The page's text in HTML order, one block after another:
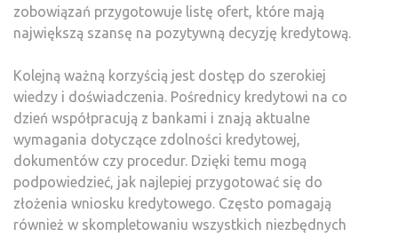
zobowiązań przygotowuje listę ofert, które mają
największą szansę na pozytywną decyzję kredytową.
Kolejną ważną korzyścią jest dostęp do szerokiej
wiedzy i doświadczenia. Pośrednicy kredytowi na co
dzień współpracują z bankami i znają aktualne
wymagania dotyczące zdolności kredytowej,
dokumentów czy procedur. Dzięki temu mogą
podpowiedzieć, jak najlepiej przygotować się do
złożenia wniosku kredytowego. Często pomagają
również w skompletowaniu wszystkich niezbędnych